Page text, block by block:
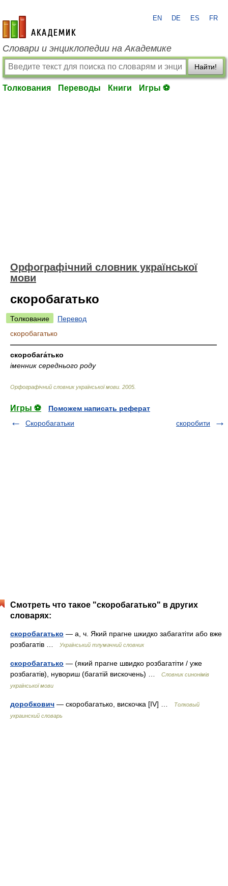
academic.ru
EN DE ES FR
Словари и энциклопедии на Академике
Найти!
Толкования Переводы Книги Игры ⚽
Орфографічний словник української
мови
скоробагатько
Толкование
Перевод
скоробагатько
—————————————————————————————
скоробага́тько
іменник середнього роду
Орфографічний словник української мови 2005
Игры ⚽
Поможем написать реферат
Скоробагатьки
скоробити
Смотреть что такое "скоробагатько" в других
словарях:
скоробагатько — а, ч. Який прагне шкидко забагатіти або вже
розбагатів …
Український тлумачний словник
скоробагатько — (який прагне швидко розбагатіти / уже
розбагатів), нувориш (багатій вискочень) …
Словник синонімів
української мови
доробкович — скоробагатько, вискочка [IV] …
Толковый
украинский словарь